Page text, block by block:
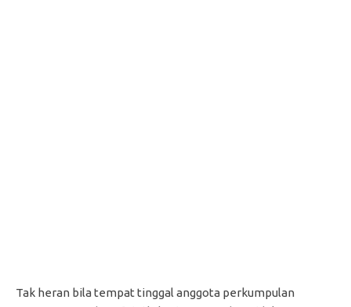
Tak heran bila tempat tinggal anggota perkumpulan